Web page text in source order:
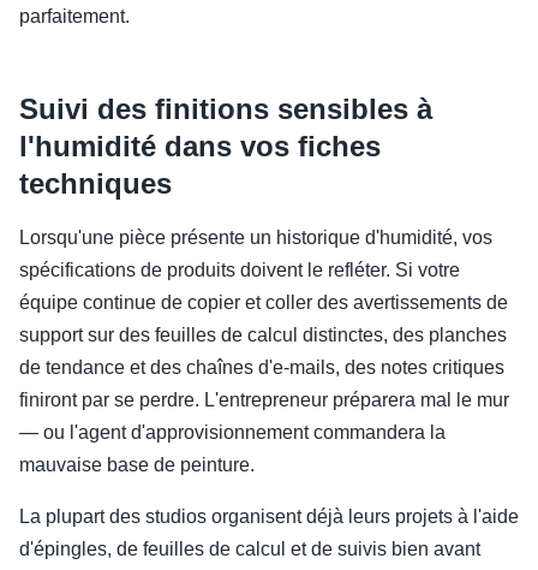
parfaitement.
Suivi des finitions sensibles à
l'humidité dans vos fiches
techniques
Lorsqu'une pièce présente un historique d'humidité, vos
spécifications de produits doivent le refléter. Si votre
équipe continue de copier et coller des avertissements de
support sur des feuilles de calcul distinctes, des planches
de tendance et des chaînes d'e-mails, des notes critiques
finiront par se perdre. L'entrepreneur préparera mal le mur
— ou l'agent d'approvisionnement commandera la
mauvaise base de peinture.
La plupart des studios organisent déjà leurs projets à l'aide
d'épingles, de feuilles de calcul et de suivis bien avant